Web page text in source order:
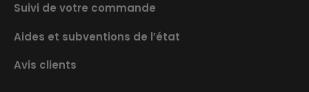
Suivi de votre commande
Aides et subventions de l’état
Avis clients